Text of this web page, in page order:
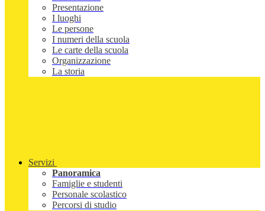
Presentazione
I luoghi
Le persone
I numeri della scuola
Le carte della scuola
Organizzazione
La storia
Servizi
Panoramica
Famiglie e studenti
Personale scolastico
Percorsi di studio